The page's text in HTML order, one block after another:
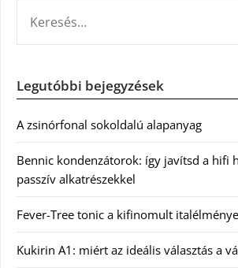
Legutóbbi bejegyzések
A zsinórfonal sokoldalú alapanyag
Bennic kondenzátorok: így javítsd a hifi
passzív alkatrészekkel
Fever-Tree tonic a kifinomult
Kukirin A1: miért az ideális választás a